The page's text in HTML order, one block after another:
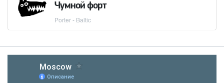
Чумной форт
Porter - Baltic